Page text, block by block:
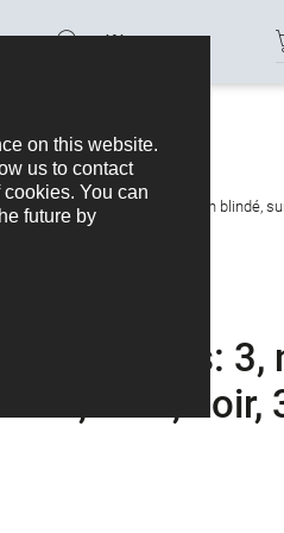
Référence
femelle, Contacts: 3, non blindé,
Contacts: 3,
PUR, noir,